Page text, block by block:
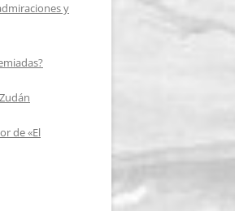
y
de «El